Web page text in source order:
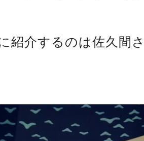
紹介するのは佐久間